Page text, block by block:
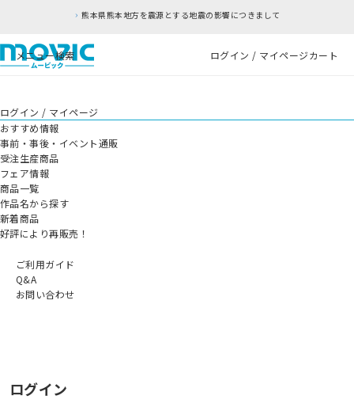
熊本県熊本地方を震源とする地震の影響につきまして
メニュー検索 ログイン / マイページカート
ログイン / マイページ
おすすめ情報
事前・事後・イベント通販
受注生産商品
フェア情報
商品一覧
作品名から探す
新着商品
好評により再販売！
ご利用ガイド
Q&A
お問い合わせ
ログイン